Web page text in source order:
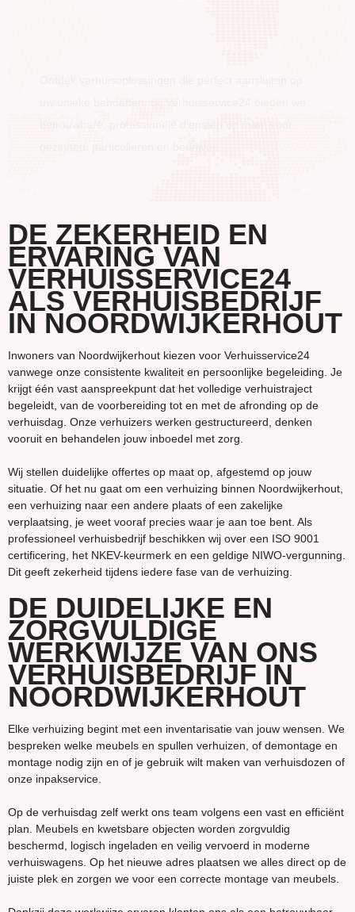
DE ZEKERHEID EN
ERVARING VAN
VERHUISSERVICE24
ALS VERHUISBEDRIJF
IN NOORDWIJKERHOUT
Inwoners van Noordwijkerhout kiezen voor Verhuisservice24
vanwege onze consistente kwaliteit en persoonlijke begeleiding. Je
krijgt één vast aanspreekpunt dat het volledige verhuistraject
begeleidt, van de voorbereiding tot en met de afronding op de
verhuisdag. Onze verhuizers werken gestructureerd, denken
vooruit en behandelen jouw inboedel met zorg.
Wij stellen duidelijke offertes op maat op, afgestemd op jouw
situatie. Of het nu gaat om een verhuizing binnen Noordwijkerhout,
een verhuizing naar een andere plaats of een zakelijke
verplaatsing, je weet vooraf precies waar je aan toe bent. Als
professioneel verhuisbedrijf beschikken wij over een ISO 9001
certificering, het NKEV-keurmerk en een geldige NIWO-vergunning.
Dit geeft zekerheid tijdens iedere fase van de verhuizing.
DE DUIDELIJKE EN
ZORGVULDIGE
WERKWIJZE VAN ONS
VERHUISBEDRIJF IN
NOORDWIJKERHOUT
Elke verhuizing begint met een inventarisatie van jouw wensen. We
bespreken welke meubels en spullen verhuizen, of demontage en
montage nodig zijn en of je gebruik wilt maken van verhuisdozen of
onze inpakservice.
Op de verhuisdag zelf werkt ons team volgens een vast en efficiënt
plan. Meubels en kwetsbare objecten worden zorgvuldig
beschermd, logisch ingeladen en veilig vervoerd in moderne
verhuiswagens. Op het nieuwe adres plaatsen we alles direct op de
juiste plek en zorgen we voor een correcte montage van meubels.